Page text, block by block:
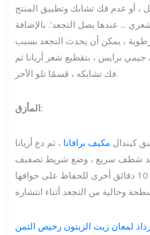
، أو عدم فك تشابك وتطبيق المنتج
... عندها يصل التجعد'. بالإضافة
، يمكن أن يحدث التجعد بسبب
جيمي برايس ، بتقطيع شعر أريانا ثم
فك تشابكه ، قسمًا تلو الآخر.
المأزق:
كيندال مكيف برافانا ، ثم دع أريانا
دقائق. بعد شطف سريع ، وضع شريط تصفيف
بالقرب من جبهتها لمدة 10 دقائق أخرى للحفاظ على حوافها
لمعان زيت الزيتون رخيص الثمن